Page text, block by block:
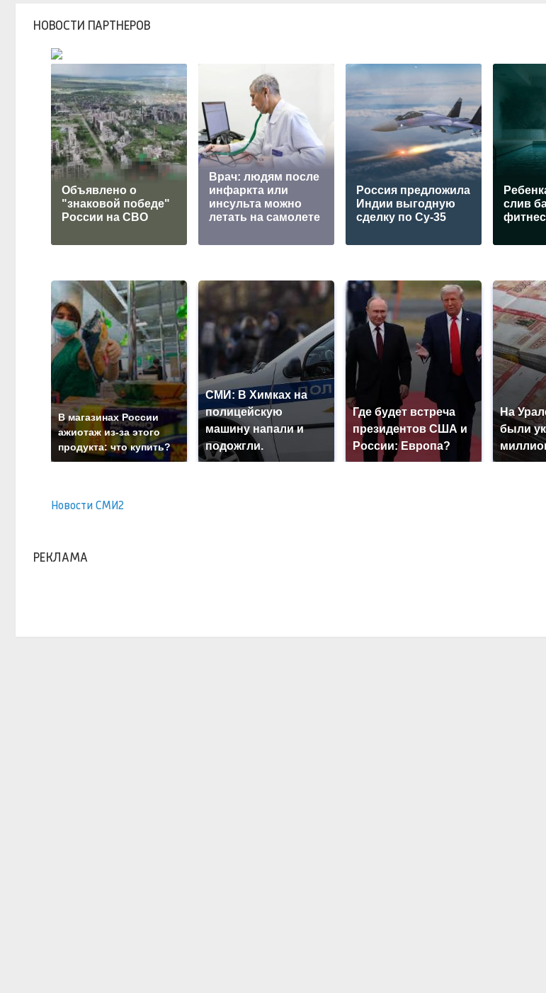
НОВОСТИ ПАРТНЕРОВ
Объявлено о
"знаковой победе"
России на СВО
Врач: людям после
инфаркта или
инсульта можно
летать на самолете
Россия предложила
Индии выгодную
сделку по Су-35
слив
В магазинах России
ажиотаж из-за этого
продукта: что купить?
СМИ: В Химках на
полицейскую
машину напали и
подожгли.
Где будет встреча
президентов США и
России: Европа?
На
были
Новости СМИ2
РЕКЛАМА